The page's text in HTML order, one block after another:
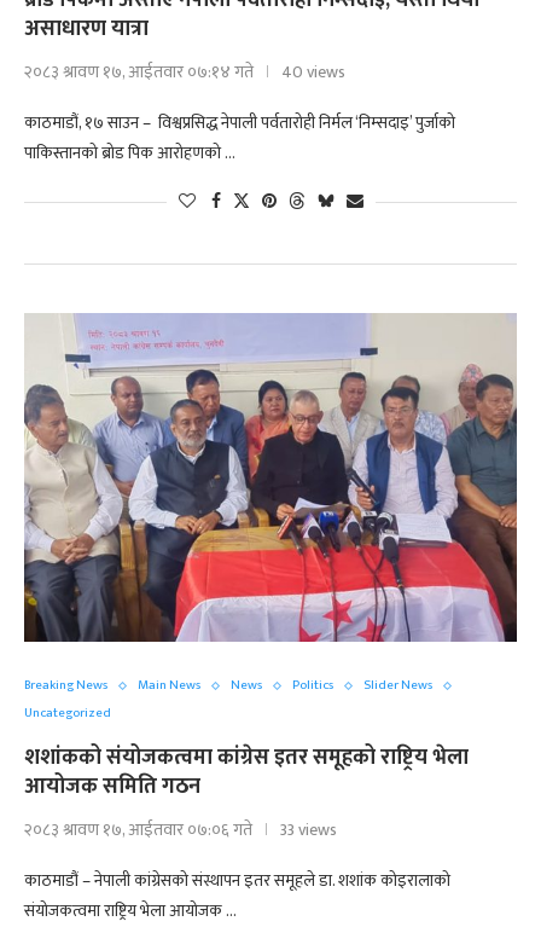
असाधारण यात्रा
२०८३ श्रावण १७, आईतवार ०७:१४ गते
40 views
काठमाडौं, १७ साउन – विश्वप्रसिद्ध नेपाली पर्वतारोही निर्मल ‘निम्सदाइ’ पुर्जाको
पाकिस्तानको ब्रोड पिक आरोहणको …
Breaking News Main News News Politics
Slider News
Uncategorized
शशांकको संयोजकत्वमा कांग्रेस इतर समूहको राष्ट्रिय भेला
आयोजक समिति गठन
२०८३ श्रावण १७, आईतवार ०७:०६ गते
33 views
काठमाडौं – नेपाली कांग्रेसको संस्थापन इतर समूहले डा. शशांक कोइरालाको
संयोजकत्वमा राष्ट्रिय भेला आयोजक …